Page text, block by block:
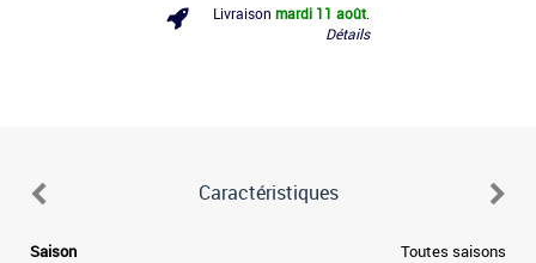
Livraison mardi 11 août
Détails
Caractéristiques
Saison Toutes saisons